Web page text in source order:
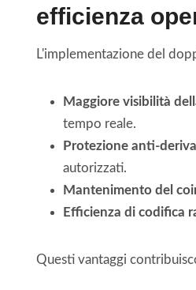
efficienza
L'implementazione del
Maggiore visibilità
tempo reale.
Protezione anti-deriva
autorizzati.
Mantenimento del
Efficienza di codifica
Questi vantaggi